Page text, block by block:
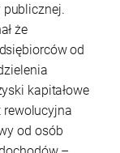
że
od
kapitałowe
rewolucyjna
od osób